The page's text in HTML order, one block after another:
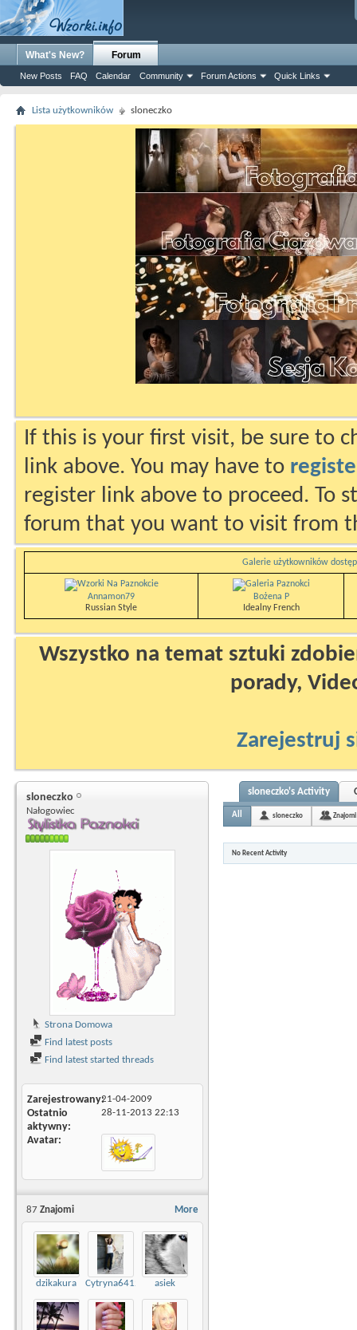
What's New? Forum
New Posts FAQ Calendar Community Forum Actions Quick Links
Lista użytkowników sloneczko
If this is your first visit, be sure to
link above. You may have to
register link above to proceed. To
forum that you want to visit from
Galerie użytkowników
Annamon79
Russian Style
Bożena P
Idealny French
Wszystko na temat sztuki
porady,
Zarejestruj
sloneczko
Nałogowiec
Strona Domowa
Find latest posts
Find latest started threads
Zarejestrowany21-04-2009
Ostatnio
aktywny
28-11-2013 22:13
Avatar
More
87 Znajomi
dzikakura Cytryna6412 asiek
sloneczko's Activity
All sloneczko Znajomi
No Recent Activity